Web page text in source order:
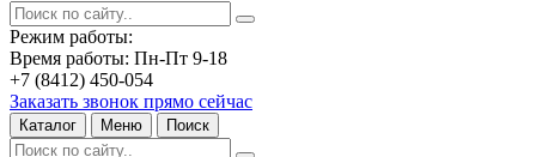
Режим работы:
Время работы: Пн-Пт 9-18
+7 (8412) 450-054
Заказать звонок прямо сейчас
Каталог Меню Поиск